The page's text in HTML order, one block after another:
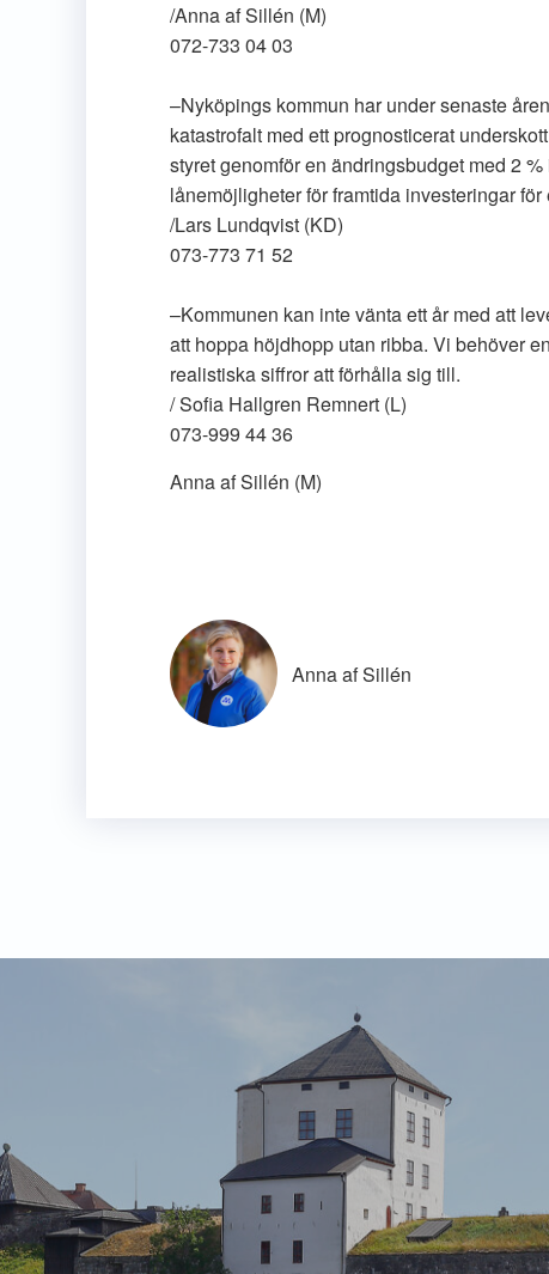
/Anna af Sillén (M)
072-733 04 03
–Nyköpings kommun har under senaste
katastrofalt med ett prognosticerat
styret genomför en ändringsbudget med 2
lånemöjligheter för framtida investeringar för
/Lars Lundqvist (KD)
073-773 71 52
–Kommunen kan inte vänta ett år med att
att hoppa höjdhopp utan ribba. Vi behöver
realistiska siffror att förhålla sig till.
/ Sofia Hallgren Remnert (L)
073-999 44 36
Anna af Sillén (M)
Anna af Sillén